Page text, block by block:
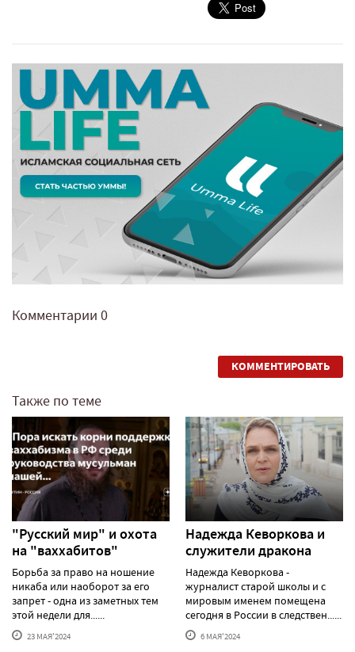
Комментарии 0
КОММЕНТИРОВАТЬ
Также по теме
"Русский мир" и охота
на "ваххабитов"
Борьба за право на ношение
никаба или наоборот за его
запрет - одна из заметных тем
этой недели для......
23 МАЯ'2024
Надежда Кеворкова и
служители дракона
Надежда Кеворкова -
журналист старой школы и с
мировым именем помещена
сегодня в России в следствен......
6 МАЯ'2024